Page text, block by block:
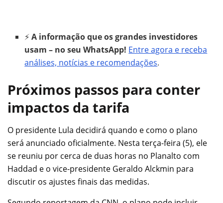
⚡A informação que os grandes investidores
usam – no seu WhatsApp! Entre agora e receba
análises, notícias e recomendações.
Próximos passos para conter
impactos da tarifa
O presidente Lula decidirá quando e como o plano
será anunciado oficialmente. Nesta terça-feira (5), ele
se reuniu por cerca de duas horas no Planalto com
Haddad e o vice-presidente Geraldo Alckmin para
discutir os ajustes finais das medidas.